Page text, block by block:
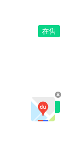
在售
待售